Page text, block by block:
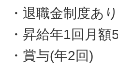
・退職金制度あり
・昇給年1回月
・賞与(年2回)